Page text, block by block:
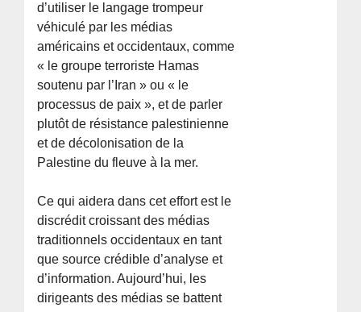
d’utiliser le langage trompeur
véhiculé par les médias
américains et occidentaux, comme
« le groupe terroriste Hamas
soutenu par l’Iran » ou « le
processus de paix », et de parler
plutôt de résistance palestinienne
et de décolonisation de la
Palestine du fleuve à la mer.
Ce qui aidera dans cet effort est le
discrédit croissant des médias
traditionnels occidentaux en tant
que source crédible d’analyse et
d’information. Aujourd’hui, les
dirigeants des médias se battent